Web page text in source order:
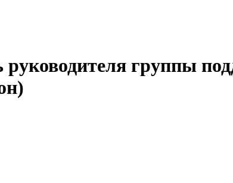
руководителя группы